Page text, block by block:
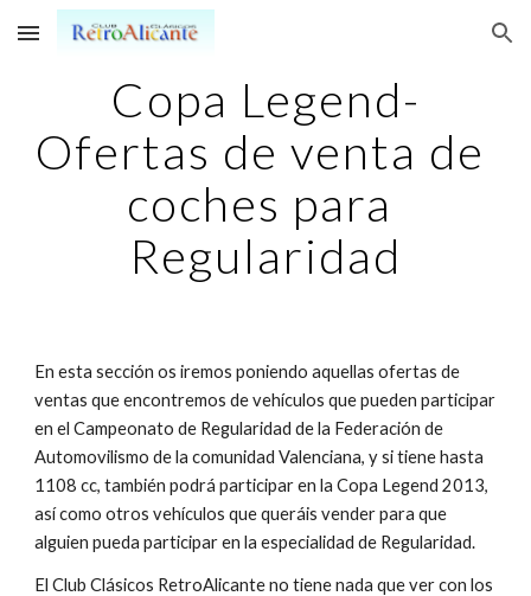
Skip to main content Skip to navigation
Copa Legend-
Ofertas de venta de
coches para
Regularidad
En esta sección os iremos poniendo aquellas ofertas de
ventas que encontremos de vehículos que pueden participar
en el Campeonato de Regularidad de la Federación de
Automovilismo de la comunidad Valenciana, y si tiene hasta
1108 cc, también podrá participar en la Copa Legend 2013,
así como otros vehículos que queráis vender para que
alguien pueda participar en la especialidad de Regularidad.
El Club Clásicos RetroAlicante no tiene nada que ver con los